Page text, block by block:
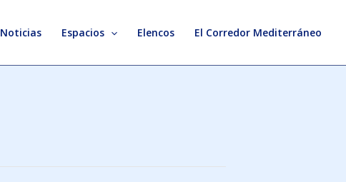
Noticias Espacios Elencos El Corredor Mediterráneo